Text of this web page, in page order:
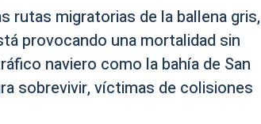
rutas migratorias de la ballena gris,
provocando una mortalidad sin
naviero como la bahía de San
sobrevivir, víctimas de colisiones